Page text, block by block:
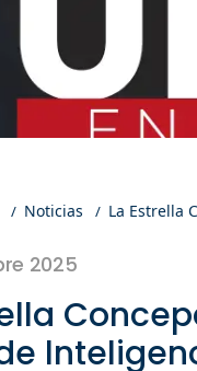
Noticias La Estrella Concepción | El uso de
2025